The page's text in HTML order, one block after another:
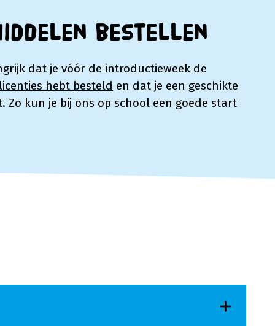
bestellen
dat je vóór de introductieweek de
hebt besteld en dat je een geschikte
Zo kun je bij ons op school een goede start